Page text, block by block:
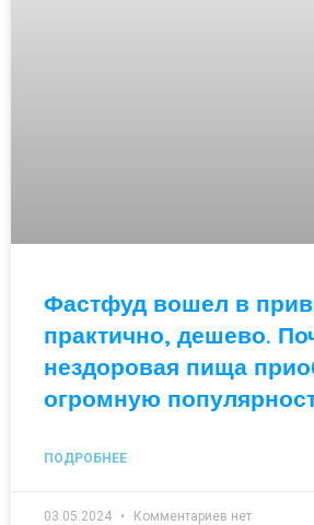
Фастфуд вошел в
практично, дешево.
нездоровая пища
огромную
ПОДРОБНЕЕ
03.05.2024 Комментариев нет